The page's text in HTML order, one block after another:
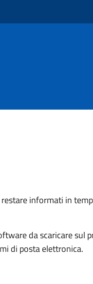
informati in
da scaricare sul
di posta elettronica.